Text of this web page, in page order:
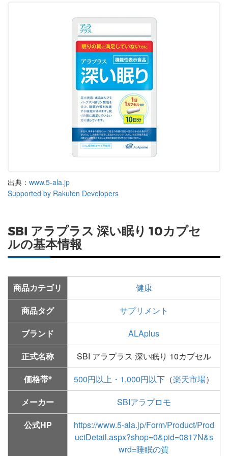
出典： www.5-ala.jp
Supported by Rakuten Developers
SBI アラプラス 深い眠り 10カプセ
ルの基本情報
商品カテゴリ
健康
商品タグ
サプリメント
ブランド
ALAplus
正式名称
SBI アラプラス 深い眠り 10カプセル
価格帯※ 500円以上・1,000円以下 （楽天市場）
メーカー
SBIアラプロモ
公式HP
https://www.5-ala.jp/Form/Product/Prod
uctDetail.aspx?shop=0&pid=0817N&s
wrd=睡眠の質